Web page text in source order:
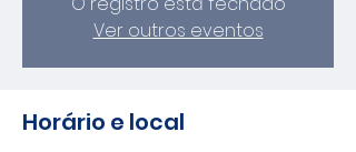
Ver outros eventos
Horário e local